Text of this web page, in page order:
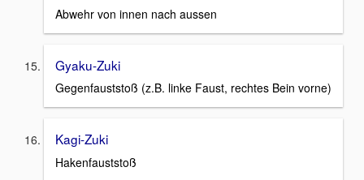
Abwehr von innen nach aussen
Gyaku-Zuki
Gegenfauststoß (z.B. linke Faust, rechtes Bein vorne)
Kagi-Zuki
Hakenfauststoß